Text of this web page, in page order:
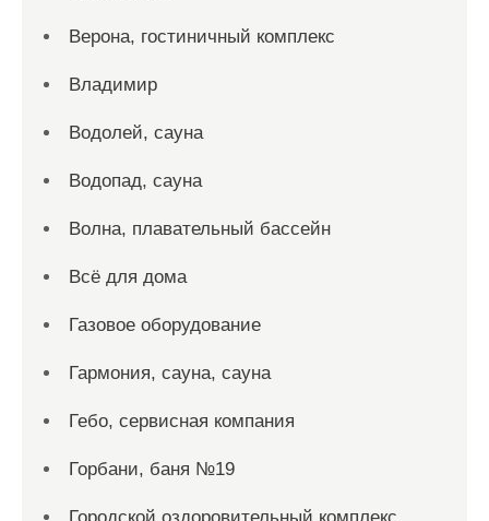
Верона, гостиничный комплекс
Владимир
Водолей, сауна
Водопад, сауна
Волна, плавательный бассейн
Всё для дома
Газовое оборудование
Гармония, сауна, сауна
Гебо, сервисная компания
Горбани, баня №19